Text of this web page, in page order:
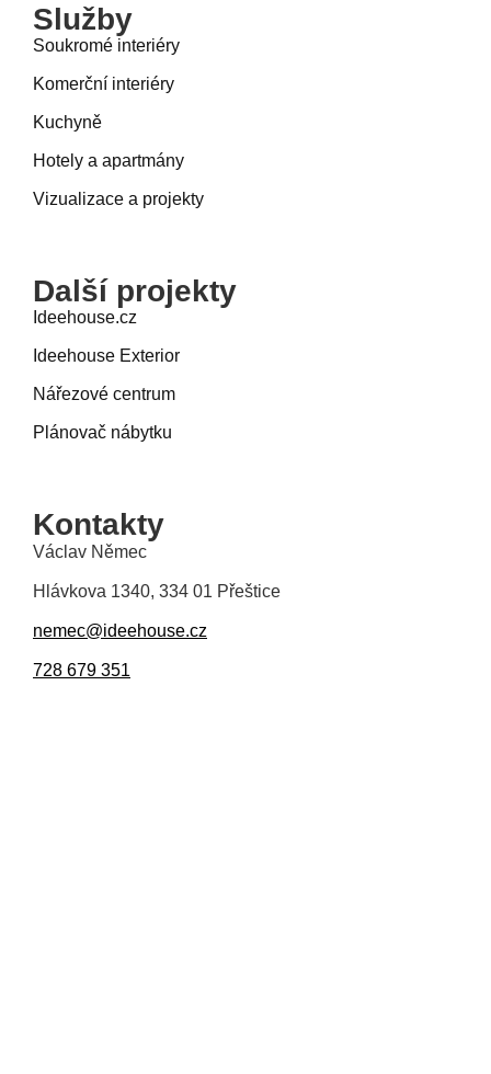
Služby
Soukromé interiéry
Komerční interiéry
Kuchyně
Hotely a apartmány
Vizualizace a projekty
Další projekty
Ideehouse.cz
Ideehouse Exterior
Nářezové centrum
Plánovač nábytku
Kontakty
Václav Němec
Hlávkova 1340, 334 01 Přeštice
nemec@ideehouse.cz
728 679 351